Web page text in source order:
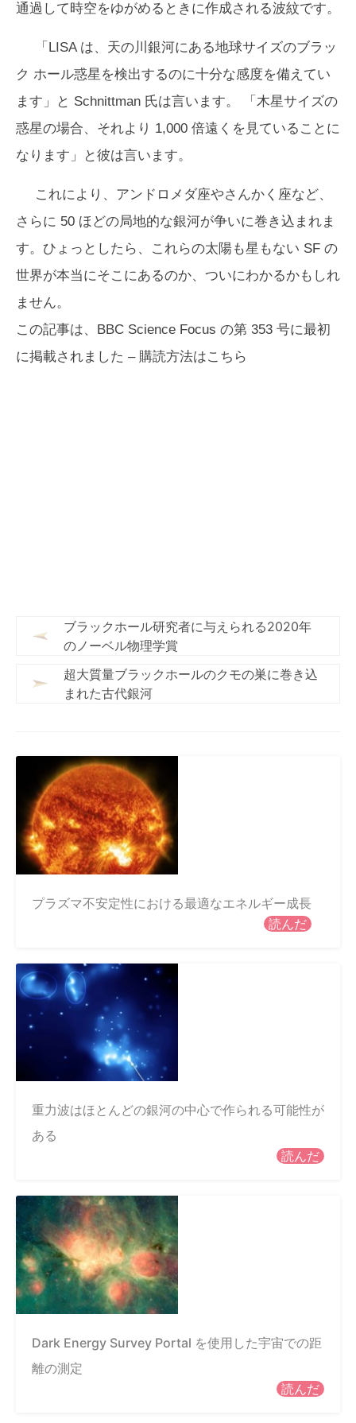
通過して時空をゆがめるときに作成される波紋です。
「LISA は、天の川銀河にある地球サイズのブラッ
ク ホール惑星を検出するのに十分な感度を備えてい
ます」と Schnittman 氏は言います。 「木星サイズの
惑星の場合、それより 1,000 倍遠くを見ていることに
なります」と彼は言います。
これにより、アンドロメダ座やさんかく座など、
さらに 50 ほどの局地的な銀河が争いに巻き込まれま
す。ひょっとしたら、これらの太陽も星もない SF の
世界が本当にそこにあるのか、ついにわかるかもしれ
ません。
この記事は、 BBC Science Focus の第 353 号に最初
に掲載されました – 購読方法はこちら
ブラックホール研究者に与えられる2020年
のノーベル物理学賞
超大質量ブラックホールのクモの巣に巻き込
まれた古代銀河
プラズマ不安定性における最適なエネルギー成長
読んだ
重力波はほとんどの銀河の中心で作られる可能性が
ある
読んだ
Dark Energy Survey Portal を使用した宇宙での距
離の測定
読んだ